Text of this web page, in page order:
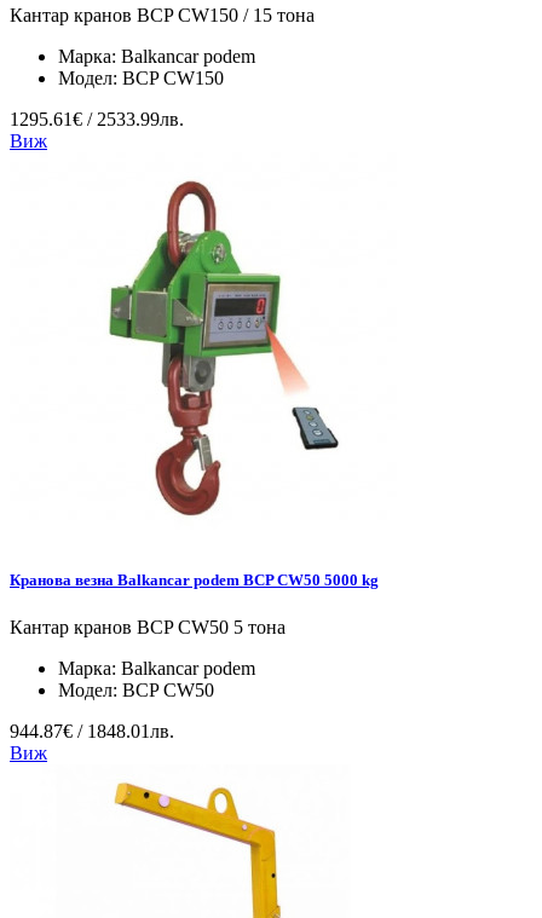
Кантар кранов BCP CW150 / 15 тона
Марка: Balkancar podem
Модел: BCP CW150
1295.61€ / 2533.99лв.
Виж
Кранова везна Balkancar podem BCP CW50 5000 kg
Кантар кранов BCP CW50 5 тона
Марка: Balkancar podem
Модел: BCP CW50
944.87€ / 1848.01лв.
Виж